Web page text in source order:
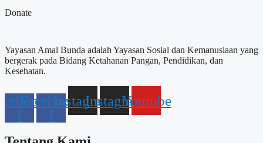
Donate
Yayasan Amal Bunda adalah Yayasan Sosial dan Kemanusiaan yang
bergerak pada Bidang Ketahanan Pangan, Pendidikan, dan
Kesehatan.
f
Facebook-
f
InstagramInstagramYoutube